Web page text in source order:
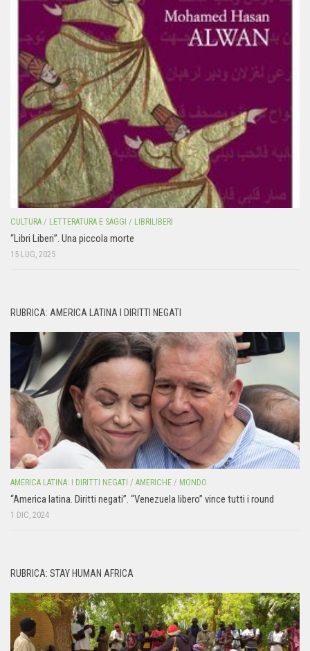
CULTURA / LETTERATURA E SAGGI / LIBRILIBERI
“Libri Liberi”. Una piccola morte
15 LUG, 2025
RUBRICA: AMERICA LATINA I DIRITTI NEGATI
AMERICA LATINA: I DIRITTI NEGATI / AMERICHE / MONDO
“America latina. Diritti negati”. “Venezuela libero” vince tutti i round
1 DIC, 2024
RUBRICA: STAY HUMAN AFRICA